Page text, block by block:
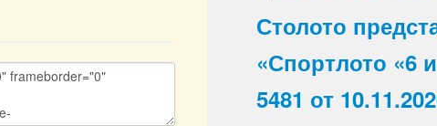
Столото
«Спортлото «6
5481 от